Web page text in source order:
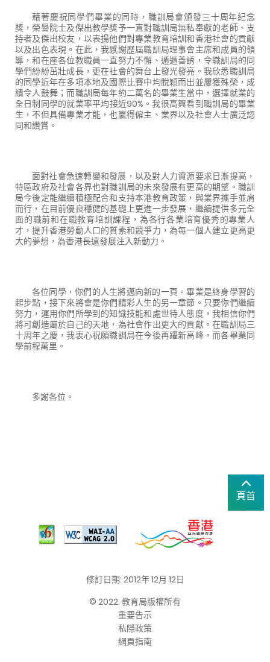
藉著慶祝同學們畢業的同時，職訓局會頒發三十周年紀念
獎，榮譽院士及傑出教學獎予一直對職訓局無私奉獻的老師、支
持者及傑出校友，以表揚他們對專業教育培訓和香港社會的貢獻
以及出色表現。在此，我感謝歷屆職訓局理事會主席和成員的領
導，和在座各位教職員一直努力不懈、遁遁善誘，令職訓局的同
學們紛紛茁壯成長，更在社會的舞台上發光發亮。我欣悉職訓局
的同學近年在多項本地及國際比賽中均脫穎而出並屢獲殊榮，成
績令人鼓舞；而職訓局每年約二萬名的畢業生當中，選擇就業的
全日制同學的就業率平均接近90% 。我很高興看到職訓局的畢業
生，不但具備專業才能，也贏得僱主、業界以及社會人士廣泛認
同和讚賞。
面對社會急速轉變和發展，以及對人力資源要求日漸提高，
特區政府及社會各界也對職訓局的未來發展有更高的期望。職訓
局今後定能繼續積極配合和支持本港教育政策，與業界攜手並肩
而行，在目前優良穩健的基礎上更進一步發展，繼續提供多元全
面的職前和在職教育培訓課程，為各行各業培育優秀的專業人
才，提升香港勞動人口的質素和競爭力，為每一個人建立更高更
大的夢想，為香港長遠發展注入新動力。
各位同學，你們的人生將邁向新的一頁。畢業是終身學習的
起步點，接下來將會是你們精彩人生的另一章節。只要你們繼續
努力，運用你們所學到的知識技能和處世待人態度，我相信你們
將可創造屬於自己的天地，為社會作出更大的貢獻。在職訓局三
十周年之慶，我衷心祝願職訓局在今後再躍新高峰，而各畢業同
學前程萬里。
多謝各位。
頁首
修訂日期: 2012年 12月 12日
© 2022. 教育局版權所有
重要告示
私隱政策
網頁指南